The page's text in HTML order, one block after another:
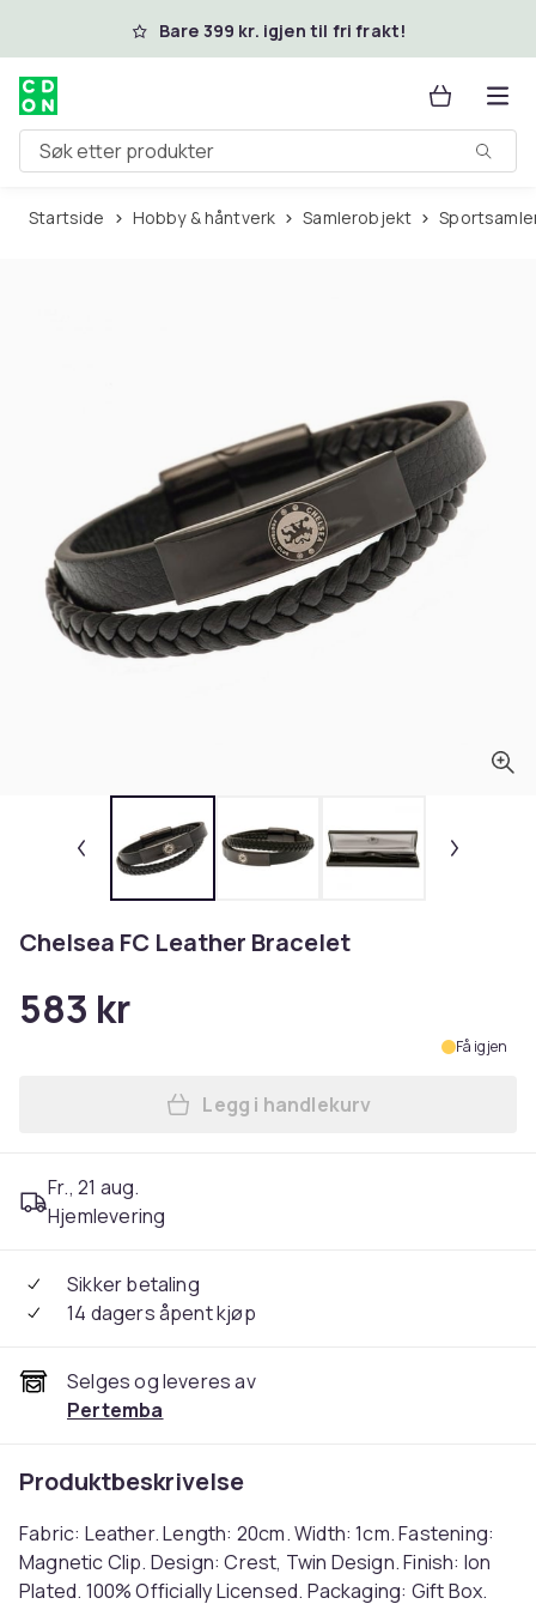
Hopp til hovedinnholdBare 399 kr. igjen til fri frakt!
Søk etter produkter
Startside Hobby & håntverk Samlerobjekt
Chelsea FC Leather Bracelet
583 kr
Få igjen
Legg Chelsea FC Leather
Legg i handlekurv
Fr., 21 aug.
Hjemlevering
Sikker betaling
14 dagers åpent kjøp
Selges og leveres av
Pertemba
Produktbeskrivelse
Fabric: Leather. Length: 20cm. Width: 1cm. Fastening:
Magnetic Clip. Design: Crest, Twin Design. Finish: Ion
Plated. 100% Officially Licensed. Packaging: Gift Box.